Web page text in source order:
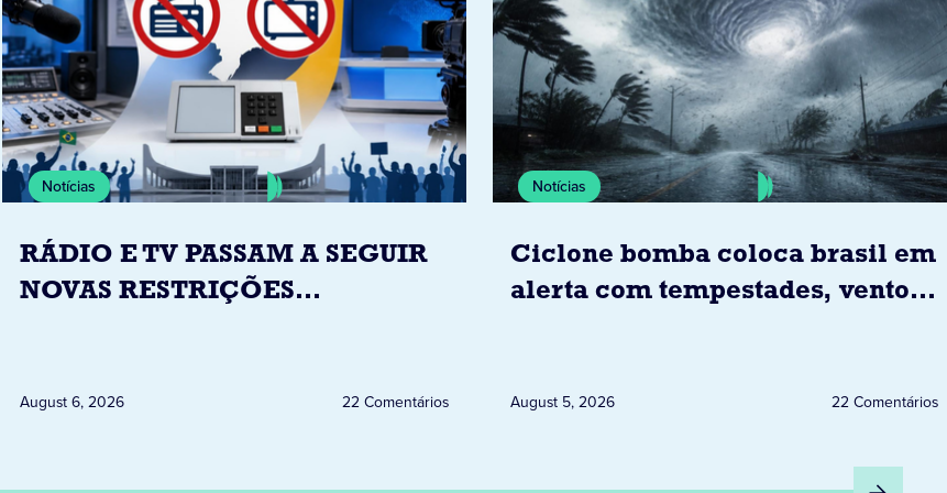
Notícias
RÁDIO E TV PASSAM A SEGUIR
NOVAS RESTRIÇÕES
August 6, 2026 22 Comentários
Notícias
Ciclone bomba coloca brasil em
alerta com tempestades, ventos
August 5, 2026 22 Comentários